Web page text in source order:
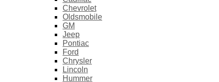
Chevrolet
Oldsmobile
GM
Jeep
Pontiac
Ford
Chrysler
Lincoln
Hummer